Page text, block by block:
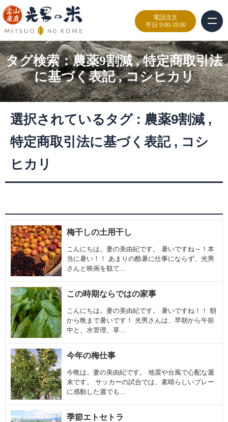
電話注文
平日 9:00-18:00
タグ検索：農薬9割減,特定商取引法
に基づく表記,コシヒカリ
選択されているタグ : 農薬9割減 ,
特定商取引法に基づく表記, コシ
ヒカリ
梅干しの土用干し
こんにちは。妻の美由紀です。 暑いですね～！本
当に暑い！！ あまりの酷暑に仕事にならず、光男
さんと映画を観て...
この時期ならではの家事
こんにちは。妻の美由紀です。 暑いですね！！ 朝
から晩まで暑いです！ 光男さんは、早朝から午前
中と、水管理、草...
今年の梅仕事
今晩は。妻の美由紀です。 地震や台風で心配な週
末です。 サッカーの試合では、素晴らしいプレー
に感動した週でも...
季節エトセトラ